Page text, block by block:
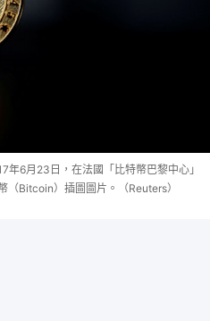
6月23日，在法國「比特幣巴黎中心」
（Bitcoin）插圖圖片。（Reuters）